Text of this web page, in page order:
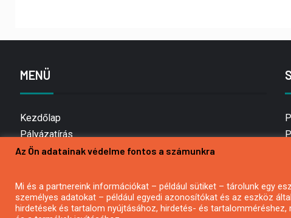
MENÜ
Kezdőlap
Pályázatírás
Bemutatkozás
Hírlevél feliratkozás
Impresszum
Az Ön adatainak védelme fontos a számunkra
Mi és a partnereink információkat – például sütiket – tárolunk egy
személyes adatokat – például egyedi azonosítókat és az eszköz
hirdetések és tartalom nyújtásához, hirdetés- és